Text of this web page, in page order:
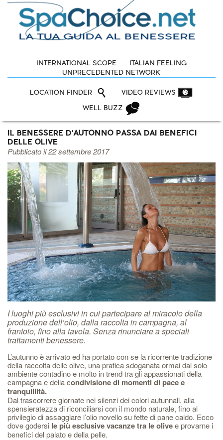
INTERNATIONAL SCOPE
ITALIAN FEELING
UNPRECEDENTED NETWORK
LOCATION FINDER VIDEO REVIEWS
WELL BUZZ
IL BENESSERE D'AUTONNO PASSA DAI BENEFICI
DELLE OLIVE
Pubblicato il 22 settembre 2017
I luoghi più esclusivi in cui partecipare al miracolo della
produzione dell’olio, dalla raccolta in campagna, al
frantoio, fino alla tavola. Senza rinunciare a speciali
trattamenti benessere.
L’autunno è arrivato ed ha portato con se la ricorrente tradizione
della raccolta delle olive, una pratica sdoganata ormai dal solo
ambiente contadino e molto in trend tra gli appassionati della
campagna e della condivisione di momenti di pace e
tranquillità.
Dal trascorrere giornate nei silenzi dei colori autunnali, alla
spensieratezza di riconciliarsi con il mondo naturale, fino al
privilegio di assaggiare l’olio novello su fette di pane caldo. Ecco
dove godersi le più esclusive vacanze tra le olivee provarne i
benefici del palato e della pelle.